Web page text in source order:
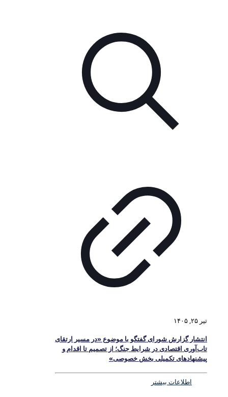
تیر ۲۵, ۱۴۰۵
انتشار گزارش شورای گفتگو با موضوع «در مسیر ارتقای
تاب‌آوری اقتصادی در شرایط جنگ؛ از تصمیم تا اقدام و
پیشنهادهای تکمیلی بخش خصوصی»
اطلاعات بیشتر